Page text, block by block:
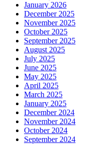
January 2026
December 2025
November 2025
October 2025
September 2025
August 2025
July 2025
June 2025
May 2025
April 2025
March 2025
January 2025
December 2024
November 2024
October 2024
September 2024